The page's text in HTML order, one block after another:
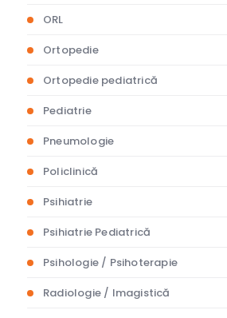
ORL
Ortopedie
Ortopedie pediatrică
Pediatrie
Pneumologie
Policlinică
Psihiatrie
Psihiatrie Pediatrică
Psihologie / Psihoterapie
Radiologie / Imagistică